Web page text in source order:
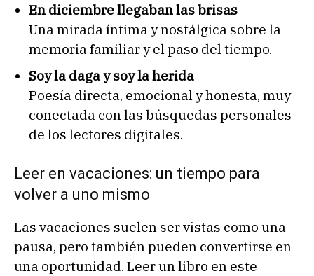
En diciembre llegaban las brisas
Una mirada íntima y nostálgica sobre la
memoria familiar y el paso del tiempo.
Soy la daga y soy la herida
Poesía directa, emocional y honesta, muy
conectada con las búsquedas personales
de los lectores digitales.
Leer en vacaciones: un tiempo para
volver a uno mismo
Las vacaciones suelen ser vistas como una
pausa, pero también pueden convertirse en
una oportunidad. Leer un libro en este